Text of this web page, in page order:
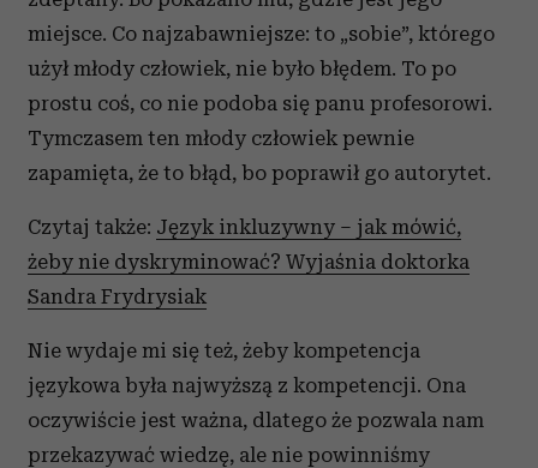
miejsce. Co najzabawniejsze: to „sobie”, którego
użył młody człowiek, nie było błędem. To po
prostu coś, co nie podoba się panu profesorowi.
Tymczasem ten młody człowiek pewnie
zapamięta, że to błąd, bo poprawił go autorytet.
Czytaj także: Język inkluzywny – jak mówić,
żeby nie dyskryminować? Wyjaśnia doktorka
Sandra Frydrysiak
Nie wydaje mi się też, żeby kompetencja
językowa była najwyższą z kompetencji. Ona
oczywiście jest ważna, dlatego że pozwala nam
przekazywać wiedzę, ale nie powinniśmy